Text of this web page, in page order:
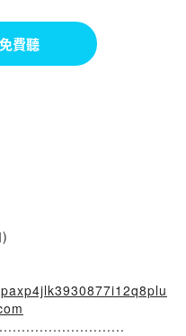
費聽